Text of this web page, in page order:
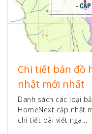
Chi tiết bản đồ
nhật mới nhất
Danh sách các loại
HomeNext cập nhật
chi tiết bài viết nga...